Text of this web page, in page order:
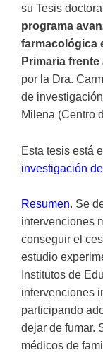
su Tesis
programa
farmacológica
Primaria
por la Dra.
de
Milena (Centro
Esta tesis está
investigación
Resumen. Se
intervenciones
conseguir el
estudio
Institutos de
intervenciones
participando
dejar de fumar.
médicos de